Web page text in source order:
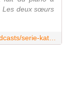
Les deux sœurs